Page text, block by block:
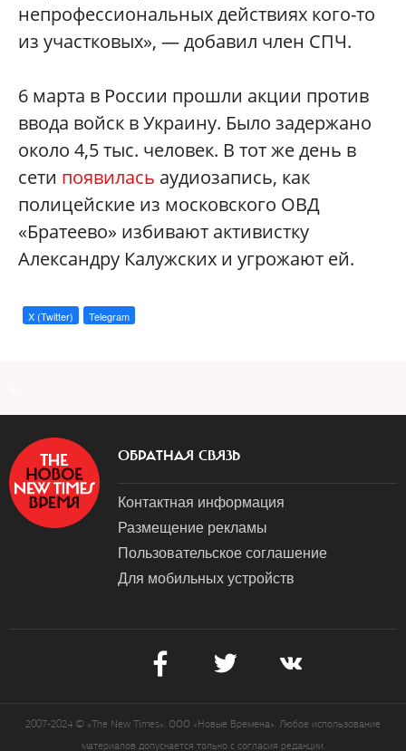
непрофессиональных действиях кого-то
из участковых», — добавил член СПЧ.
6 марта в России прошли акции против
ввода войск в Украину. Было задержано
около 4,5 тыс. человек. В тот же день в
сети появилась аудиозапись, как
полицейские из московского ОВД
«Братеево» избивают активистку
Александру Калужских и угрожают ей.
X (Twitter) Telegram
ОБРАТНАЯ СВЯЗЬ
Контактная информация
Размещение рекламы
Пользовательское соглашение
Для мобильных устройств
2007-2024 © «The New Times». ООО «Новые Времена». Любое использование
материалов допускается только с согласия редакции.